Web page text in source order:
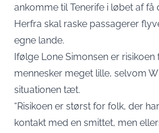
ankomme til Tenerife i løbet af få
Herfra skal raske passagerer
egne lande.
Ifølge Lone Simonsen er
mennesker meget lille, selvom
situationen tæt.
“Risikoen er størst for folk, der
kontakt med en smittet, men